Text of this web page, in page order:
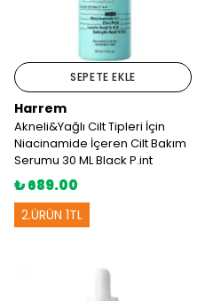
SEPETE EKLE
Harrem
Akneli&Yağlı Cilt Tipleri İçin
Niacinamide İçeren Cilt Bakım
Serumu 30 ML Black P.int
₺ 689.00
2.ÜRÜN 1TL